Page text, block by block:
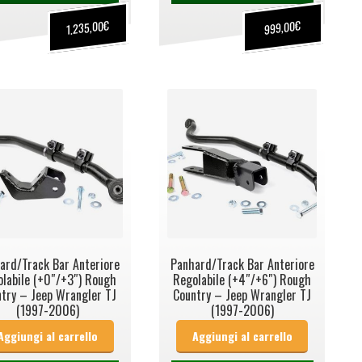
1.235,00€ 999,00€
Track Bar Anteriore
(+0″/+3″) Rough
– Jeep Wrangler TJ
(1997-2006)
al carrello
Panhard/Track Bar Anteriore
Regolabile (+4″/+6″) Rough
Country – Jeep Wrangler TJ
(1997-2006)
Aggiungi al carrello